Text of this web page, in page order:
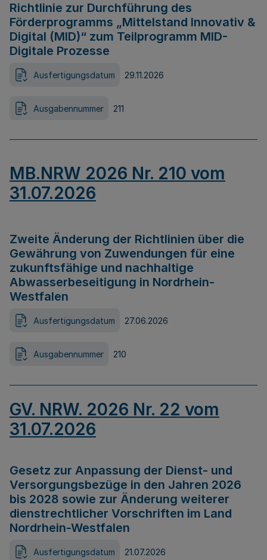
Richtlinie zur Durchführung des
Förderprogramms „Mittelstand Innovativ &
Digital (MID)“ zum Teilprogramm MID-
Digitale Prozesse
Ausfertigungsdatum 29.11.2026
Ausgabennummer 211
MB.NRW 2026 Nr. 210 vom
31.07.2026
Zweite Änderung der Richtlinien über die
Gewährung von Zuwendungen für eine
zukunftsfähige und nachhaltige
Abwasserbeseitigung in Nordrhein-
Westfalen
Ausfertigungsdatum 27.06.2026
Ausgabennummer 210
GV. NRW. 2026 Nr. 22 vom
31.07.2026
Gesetz zur Anpassung der Dienst- und
Versorgungsbezüge in den Jahren 2026
bis 2028 sowie zur Änderung weiterer
dienstrechtlicher Vorschriften im Land
Nordrhein-Westfalen
Ausfertigungsdatum 21.07.2026